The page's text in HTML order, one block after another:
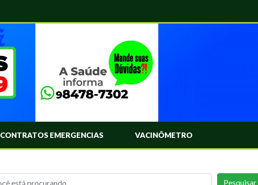
CONTRATOS EMERGENCIAS VACINÔMETRO